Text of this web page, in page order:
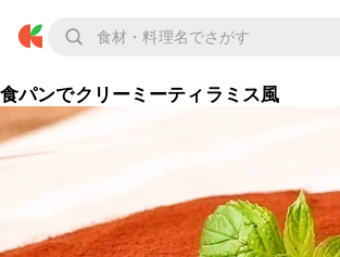
食パンでクリーミーティラミス風